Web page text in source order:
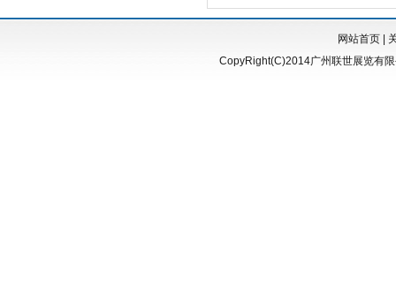
网站首页
CopyRight(C)2014广州联世展览有